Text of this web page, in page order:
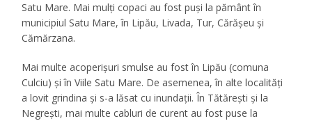
Satu Mare. Mai mulți copaci au fost puși la pământ în
municipiul Satu Mare, în Lipău, Livada, Tur, Cărășeu și
Cămărzana.
Mai multe acoperișuri smulse au fost în Lipău (comuna
Culciu) și în Viile Satu Mare. De asemenea, în alte localități
a lovit grindina și s-a lăsat cu inundații. În Tătărești și la
Negrești, mai multe cabluri de curent au fost puse la